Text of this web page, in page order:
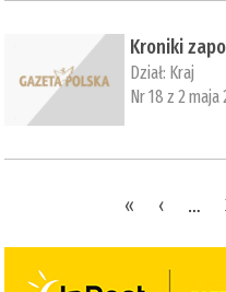
Kroniki
Dział: Kraj
Nr 18 z 2 maja
« ‹ …